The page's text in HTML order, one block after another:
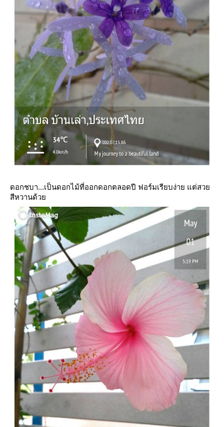
ดอกชบา...เป็นดอกไม้ที่ออกดอกตลอดปี ฟอร์มเรียบง่าย แต่สว
สีหวานด้ว